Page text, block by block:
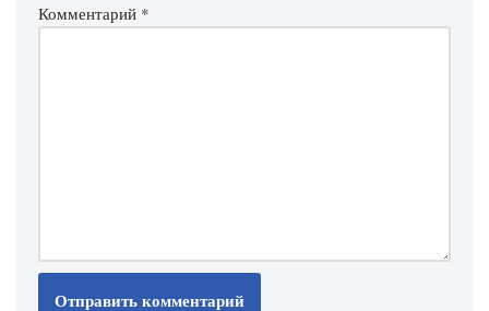
Комментарий *